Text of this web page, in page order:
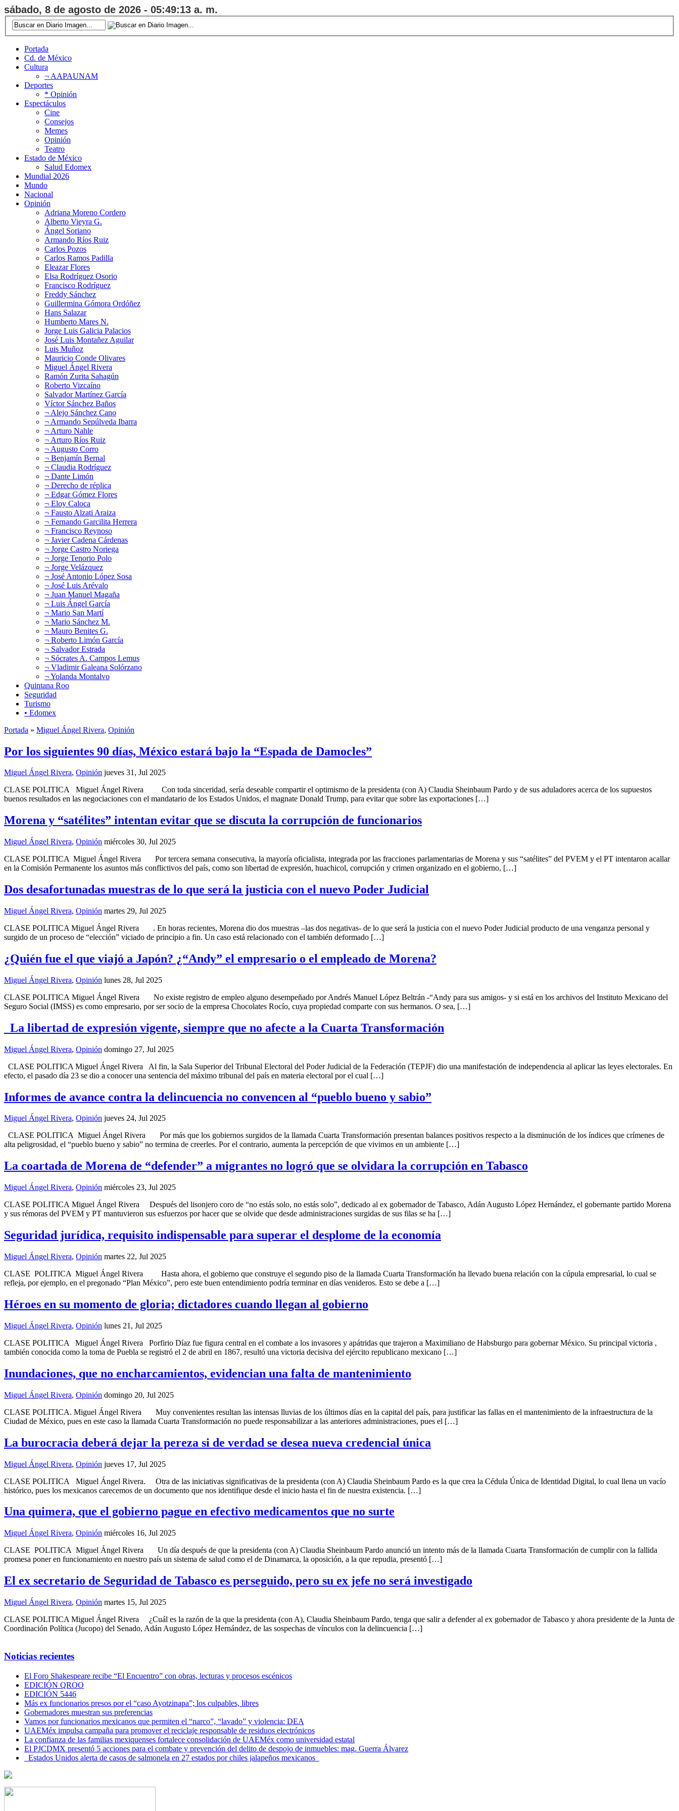
sábado, 8 de agosto de 2026 - 05:49:14 a. m.
Portada
Cd. de México
Cultura
¬ AAPAUNAM
Deportes
* Opinión
Espectáculos
Cine
Consejos
Memes
Opinión
Teatro
Estado de México
Salud Edomex
Mundial 2026
Mundo
Nacional
Opinión
Adriana Moreno Cordero
Alberto Vieyra G.
Ángel Soriano
Armando Ríos Ruiz
Carlos Pozos
Carlos Ramos Padilla
Eleazar Flores
Elsa Rodríguez Osorio
Francisco Rodríguez
Freddy Sánchez
Guillermina Gómora Ordóñez
Hans Salazar
Humberto Mares N.
Jorge Luis Galicia Palacios
José Luis Montañez Aguilar
Luis Muñoz
Mauricio Conde Olivares
Miguel Ángel Rivera
Ramón Zurita Sahagún
Roberto Vizcaíno
Salvador Martínez García
Víctor Sánchez Baños
¬ Alejo Sánchez Cano
¬ Armando Sepúlveda Ibarra
¬ Arturo Nahle
¬ Arturo Ríos Ruiz
¬ Augusto Corro
¬ Benjamín Bernal
¬ Claudia Rodríguez
¬ Dante Limón
¬ Derecho de réplica
¬ Edgar Gómez Flores
¬ Eloy Caloca
¬ Fausto Alzati Araiza
¬ Fernando Garcilita Herrera
¬ Francisco Reynoso
¬ Javier Cadena Cárdenas
¬ Jorge Castro Noriega
¬ Jorge Tenorio Polo
¬ Jorge Velázquez
¬ José Antonio López Sosa
¬ José Luis Arévalo
¬ Juan Manuel Magaña
¬ Luis Ángel García
¬ Mario San Martí
¬ Mario Sánchez M.
¬ Mauro Benites G.
¬ Roberto Limón García
¬ Salvador Estrada
¬ Sócrates A. Campos Lemus
¬ Vladimir Galeana Solórzano
¬ Yolanda Montalvo
Quintana Roo
Seguridad
Turismo
• Edomex
Portada » Miguel Ángel Rivera, Opinión
Por los siguientes 90 días, México estará bajo la “Espada de Damocles”
Miguel Ángel Rivera, Opinión jueves 31, Jul 2025
CLASE POLITICA Miguel Ángel Rivera Con toda sinceridad, sería deseable compartir el optimismo de la presidenta (con A) Claudia Sheinbaum Pardo y de sus aduladores acerca de los supuestos
buenos resultados en las negociaciones con el mandatario de los Estados Unidos, el magnate Donald Trump, para evitar que sobre las exportaciones […]
Morena y “satélites” intentan evitar que se discuta la corrupción de funcionarios
Miguel Ángel Rivera, Opinión miércoles 30, Jul 2025
CLASE POLITICA Miguel Ángel Rivera Por tercera semana consecutiva, la mayoría oficialista, integrada por las fracciones parlamentarias de Morena y sus “satélites” del PVEM y el PT intentaron acallar
en la Comisión Permanente los asuntos más conflictivos del país, como son libertad de expresión, huachicol, corrupción y crimen organizado en el gobierno, […]
Dos desafortunadas muestras de lo que será la justicia con el nuevo Poder Judicial
Miguel Ángel Rivera, Opinión martes 29, Jul 2025
CLASE POLITICA Miguel Ángel Rivera . En horas recientes, Morena dio dos muestras –las dos negativas- de lo que será la justicia con el nuevo Poder Judicial producto de una venganza personal y
surgido de un proceso de “elección” viciado de principio a fin. Un caso está relacionado con el también deformado […]
¿Quién fue el que viajó a Japón? ¿“Andy” el empresario o el empleado de Morena?
Miguel Ángel Rivera, Opinión lunes 28, Jul 2025
CLASE POLITICA Miguel Ángel Rivera No existe registro de empleo alguno desempeñado por Andrés Manuel López Beltrán -“Andy para sus amigos- y si está en los archivos del Instituto Mexicano del
Seguro Social (IMSS) es como empresario, por ser socio de la empresa Chocolates Rocío, cuya propiedad comparte con sus hermanos. O sea, […]
La libertad de expresión vigente, siempre que no afecte a la Cuarta Transformación
Miguel Ángel Rivera, Opinión domingo 27, Jul 2025
CLASE POLITICA Miguel Ángel Rivera Al fin, la Sala Superior del Tribunal Electoral del Poder Judicial de la Federación (TEPJF) dio una manifestación de independencia al aplicar las leyes electorales. En
efecto, el pasado día 23 se dio a conocer una sentencia del máximo tribunal del país en materia electoral por el cual […]
Informes de avance contra la delincuencia no convencen al “pueblo bueno y sabio”
Miguel Ángel Rivera, Opinión jueves 24, Jul 2025
CLASE POLITICA Miguel Ángel Rivera Por más que los gobiernos surgidos de la llamada Cuarta Transformación presentan balances positivos respecto a la disminución de los índices que crímenes de
alta peligrosidad, el “pueblo bueno y sabio” no termina de creerles. Por el contrario, aumenta la percepción de que vivimos en un ambiente […]
La coartada de Morena de “defender” a migrantes no logró que se olvidara la corrupción en Tabasco
Miguel Ángel Rivera, Opinión miércoles 23, Jul 2025
CLASE POLITICA Miguel Ángel Rivera Después del lisonjero coro de “no estás solo, no estás solo”, dedicado al ex gobernador de Tabasco, Adán Augusto López Hernández, el gobernante partido Morena
y sus rémoras del PVEM y PT mantuvieron sus esfuerzos por hacer que se olvide que desde administraciones surgidas de sus filas se ha […]
Seguridad jurídica, requisito indispensable para superar el desplome de la economía
Miguel Ángel Rivera, Opinión martes 22, Jul 2025
CLASE POLITICA Miguel Ángel Rivera Hasta ahora, el gobierno que construye el segundo piso de la llamada Cuarta Transformación ha llevado buena relación con la cúpula empresarial, lo cual se
refleja, por ejemplo, en el pregonado “Plan México”, pero este buen entendimiento podría terminar en días venideros. Esto se debe a […]
Héroes en su momento de gloria; dictadores cuando llegan al gobierno
Miguel Ángel Rivera, Opinión lunes 21, Jul 2025
CLASE POLITICA Miguel Ángel Rivera Porfirio Díaz fue figura central en el combate a los invasores y apátridas que trajeron a Maximiliano de Habsburgo para gobernar México. Su principal victoria ,
también conocida como la toma de Puebla se registró el 2 de abril en 1867, resultó una victoria decisiva del ejército republicano mexicano […]
Inundaciones, que no encharcamientos, evidencian una falta de mantenimiento
Miguel Ángel Rivera, Opinión domingo 20, Jul 2025
CLASE POLITICA. Miguel Ángel Rivera Muy convenientes resultan las intensas lluvias de los últimos días en la capital del país, para justificar las fallas en el mantenimiento de la infraestructura de la
Ciudad de México, pues en este caso la llamada Cuarta Transformación no puede responsabilizar a las anteriores administraciones, pues el […]
La burocracia deberá dejar la pereza si de verdad se desea nueva credencial única
Miguel Ángel Rivera, Opinión jueves 17, Jul 2025
CLASE POLITICA Miguel Ángel Rivera. Otra de las iniciativas significativas de la presidenta (con A) Claudia Sheinbaum Pardo es la que crea la Cédula Única de Identidad Digital, lo cual llena un vacío
histórico, pues los mexicanos carecemos de un documento que nos identifique desde el inicio hasta el fin de nuestra existencia. […]
Una quimera, que el gobierno pague en efectivo medicamentos que no surte
Miguel Ángel Rivera, Opinión miércoles 16, Jul 2025
CLASE POLITICA Miguel Ángel Rivera Un día después de que la presidenta (con A) Claudia Sheinbaum Pardo anunció un intento más de la llamada Cuarta Transformación de cumplir con la fallida
promesa poner en funcionamiento en nuestro país un sistema de salud como el de Dinamarca, la oposición, a la que repudia, presentó […]
El ex secretario de Seguridad de Tabasco es perseguido, pero su ex jefe no será investigado
Miguel Ángel Rivera, Opinión martes 15, Jul 2025
CLASE POLITICA Miguel Ángel Rivera ¿Cuál es la razón de la que la presidenta (con A), Claudia Sheinbaum Pardo, tenga que salir a defender al ex gobernador de Tabasco y ahora presidente de la Junta de
Coordinación Política (Jucopo) del Senado, Adán Augusto López Hernández, de las sospechas de vínculos con la delincuencia […]
Noticias recientes
El Foro Shakespeare recibe “El Encuentro” con obras, lecturas y procesos escénicos
EDICIÓN QROO
EDICIÓN 5446
Más ex funcionarios presos por el “caso Ayotzinapa”; los culpables, libres
Gobernadores muestran sus preferencias
Vamos por funcionarios mexicanos que permiten el “narco”, “lavado” y violencia: DEA
UAEMéx impulsa campaña para promover el reciclaje responsable de residuos electrónicos
La confianza de las familias mexiquenses fortalece consolidación de UAEMéx como universidad estatal
El PJCDMX presentó 5 acciones para el combate y prevención del delito de despojo de inmuebles: mag. Guerra Álvarez
Estados Unidos alerta de casos de salmonela en 27 estados por chiles jalapeños mexicanos